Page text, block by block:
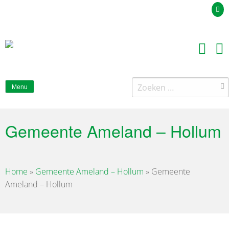
Menu
Zoeken
naar:
Gemeente Ameland – Hollum
Home » Gemeente Ameland – Hollum » Gemeente
Ameland – Hollum